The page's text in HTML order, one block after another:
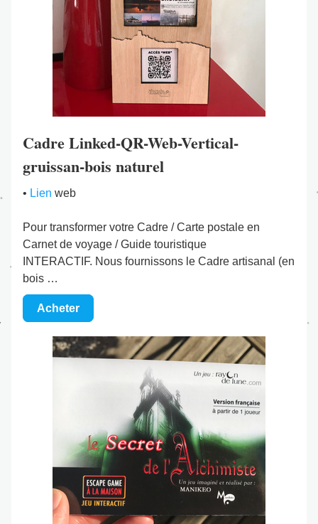
Cadre Linked-QR-Web-Vertical-
gruissan-bois naturel
• Lien web
Pour transformer votre Cadre / Carte postale en
Carnet de voyage / Guide touristique
INTERACTIF. Nous fournissons le Cadre artisanal (en
bois …
Acheter